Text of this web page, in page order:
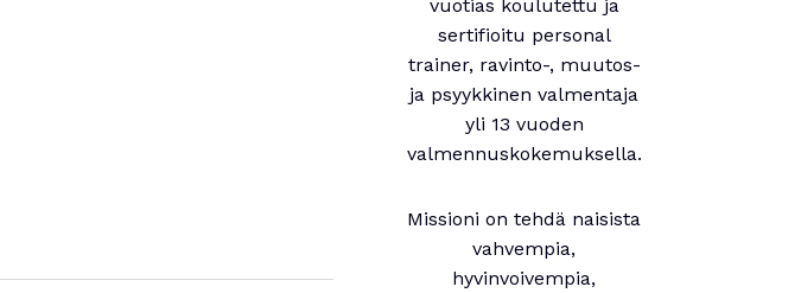
vuotias koulutettu ja
sertifioitu personal
trainer, ravinto-, muutos-
ja psyykkinen valmentaja
yli 13 vuoden
valmennuskokemuksella.
Missioni on tehdä naisista
vahvempia,
hyvinvoivempia,